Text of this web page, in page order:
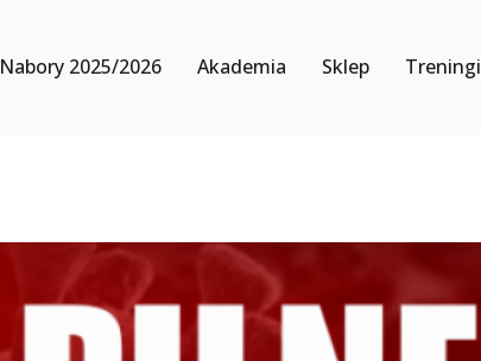
Nabory 2025/2026 Akademia Sklep Treningi